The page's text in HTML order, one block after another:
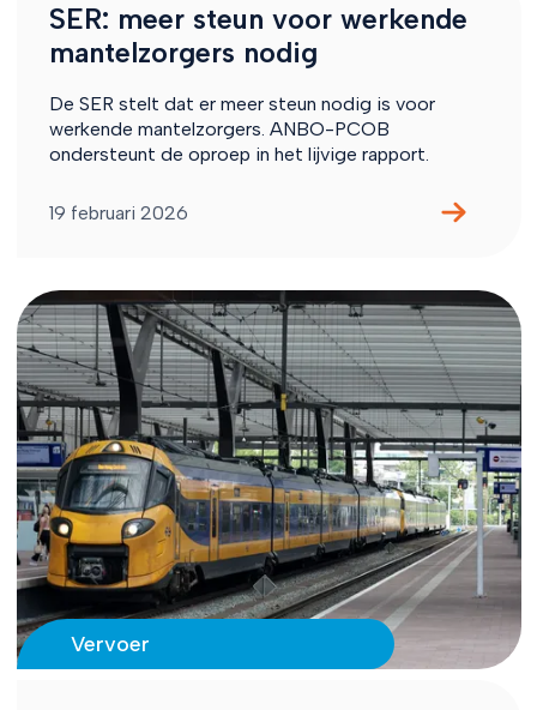
SER: meer steun voor werkende
mantelzorgers nodig
De SER stelt dat er meer steun nodig is voor
werkende mantelzorgers. ANBO-PCOB
ondersteunt de oproep in het lijvige rapport.
19 februari 2026
Vervoer